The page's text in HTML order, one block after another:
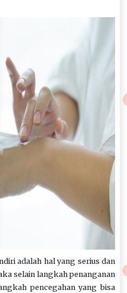
adalah hal yang serius dan
selain langkah penanganan
pencegahan yang bisa